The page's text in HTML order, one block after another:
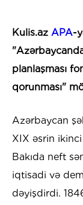
Kulis.az APA-
planlaşması
qorunması"
Azərbaycan
XIX əsrin ikinci
Bakıda neft
iqtisadi və
dəyişdirdi.